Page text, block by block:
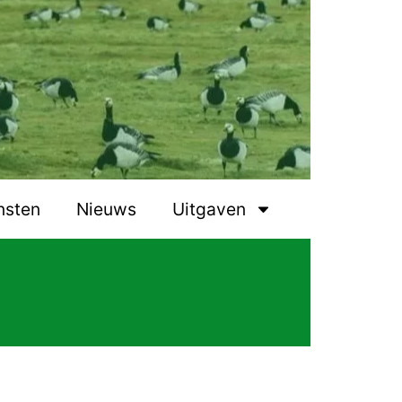
Nieuws Uitgaven